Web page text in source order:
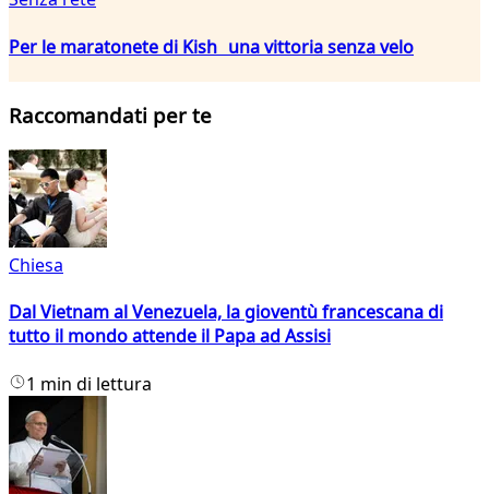
Per le maratonete di Kish una vittoria senza velo
Raccomandati per te
Chiesa
Dal Vietnam al Venezuela, la gioventù francescana di
tutto il mondo attende il Papa ad Assisi
1 min di lettura